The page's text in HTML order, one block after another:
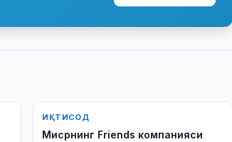
ИҚТИСОД
Мисрнинг Friends компанияси